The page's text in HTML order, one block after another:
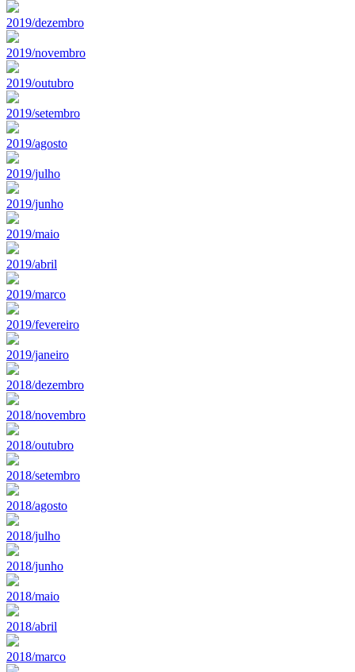
2019/dezembro
2019/novembro
2019/outubro
2019/setembro
2019/agosto
2019/julho
2019/junho
2019/maio
2019/abril
2019/marco
2019/fevereiro
2019/janeiro
2018/dezembro
2018/novembro
2018/outubro
2018/setembro
2018/agosto
2018/julho
2018/junho
2018/maio
2018/abril
2018/marco